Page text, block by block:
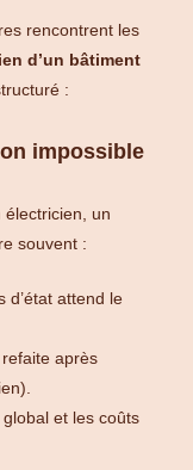
rencontrent les
d’un bâtiment
:
impossible
un
souvent :
d’état attend le
après
et les coûts